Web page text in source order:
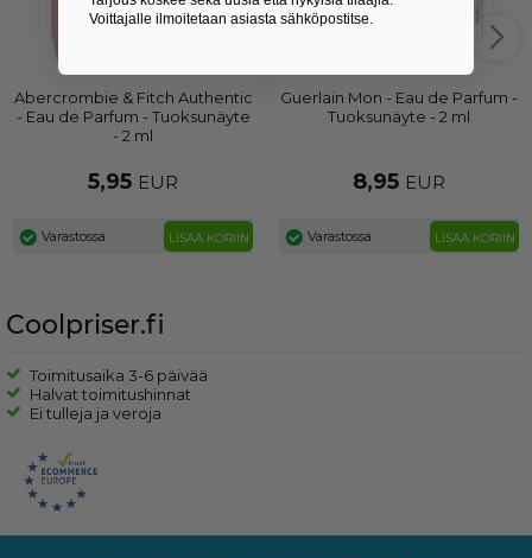
Abercrombie & Fitch Authentic
- Eau de Parfum - Tuoksunäyte
- 2 ml
5,95 EUR
Varastossa LISÄÄ KORIIN
Guerlain Mon - Eau de Parfum -
Tuoksunäyte - 2 ml
8,95 EUR
Varastossa LISÄÄ KORIIN
Coolpriser.fi
Toimitusaika 3-6 päivää
Halvat toimitushinnat
Ei tulleja ja veroja
Voittajalle ilmoitetaan asiasta sähköpostitse.